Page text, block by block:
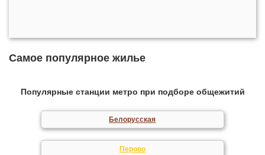
Самое популярное жилье
Популярные станции метро при подборе общежитий
Белорусская
Перово